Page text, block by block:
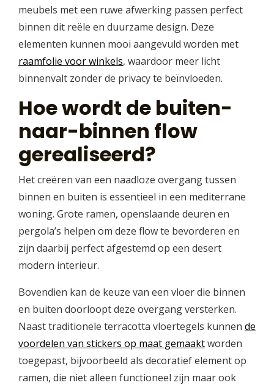
meubels met een ruwe afwerking passen perfect
binnen dit reële en duurzame design. Deze
elementen kunnen mooi aangevuld worden met
raamfolie voor winkels, waardoor meer licht
binnenvalt zonder de privacy te beïnvloeden.
Hoe wordt de buiten-
naar-binnen flow
gerealiseerd?
Het creëren van een naadloze overgang tussen
binnen en buiten is essentieel in een mediterrane
woning. Grote ramen, openslaande deuren en
pergola’s helpen om deze flow te bevorderen en
zijn daarbij perfect afgestemd op een desert
modern interieur.
Bovendien kan de keuze van een vloer die binnen
en buiten doorloopt deze overgang versterken.
Naast traditionele terracotta vloertegels kunnen de
voordelen van stickers op maat gemaaktworden
toegepast, bijvoorbeeld als decoratief element op
ramen, die niet alleen functioneel zijn maar ook